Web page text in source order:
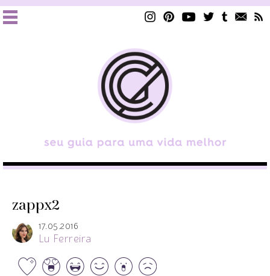
zappx2
17.05.2016
Lu Ferreira